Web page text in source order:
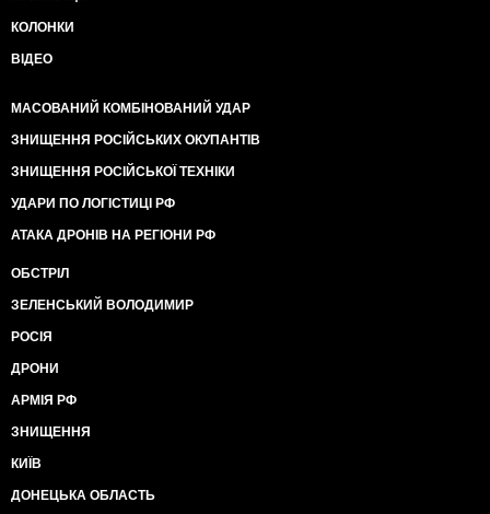
КОЛОНКИ
ВІДЕО
МАСОВАНИЙ КОМБІНОВАНИЙ УДАР
ЗНИЩЕННЯ РОСІЙСЬКИХ ОКУПАНТІВ
ЗНИЩЕННЯ РОСІЙСЬКОЇ ТЕХНІКИ
УДАРИ ПО ЛОГІСТИЦІ РФ
АТАКА ДРОНІВ НА РЕГІОНИ РФ
ОБСТРІЛ
ЗЕЛЕНСЬКИЙ ВОЛОДИМИР
РОСІЯ
ДРОНИ
АРМІЯ РФ
ЗНИЩЕННЯ
КИЇВ
ДОНЕЦЬКА ОБЛАСТЬ